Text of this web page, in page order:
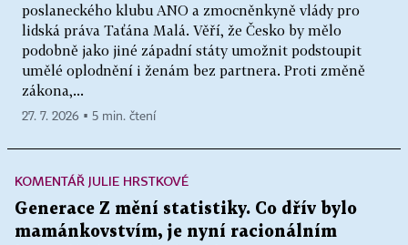
poslaneckého klubu ANO a zmocněnkyně vlády pro
lidská práva Taťána Malá. Věří, že Česko by mělo
podobně jako jiné západní státy umožnit podstoupit
umělé oplodnění i ženám bez partnera. Proti změně
zákona,...
27. 7. 2026 ▪ 5 min. čtení
KOMENTÁŘ JULIE HRSTKOVÉ
Generace Z mění statistiky. Co dřív bylo
mamánkovstvím, je nyní racionálním